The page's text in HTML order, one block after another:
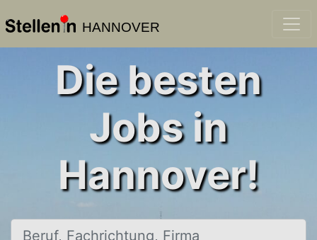
HANNOVER
Die besten
Jobs in
Hannover!
Beruf, Fachrichtung, Firma